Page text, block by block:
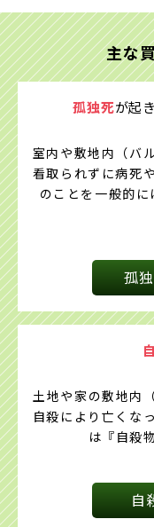
主な
孤独死が起
室内や敷地内（バ
看取られずに病死
のことを一般的
孤
土地や家の敷地内
自殺により亡くな
は『自殺
自